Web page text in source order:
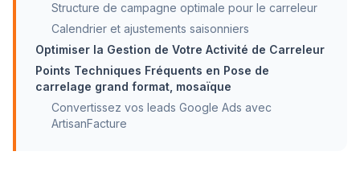
Structure de campagne optimale pour le carreleur
Calendrier et ajustements saisonniers
Optimiser la Gestion de Votre Activité de Carreleur
Points Techniques Fréquents en Pose de
carrelage grand format, mosaïque
Convertissez vos leads Google Ads avec
ArtisanFacture